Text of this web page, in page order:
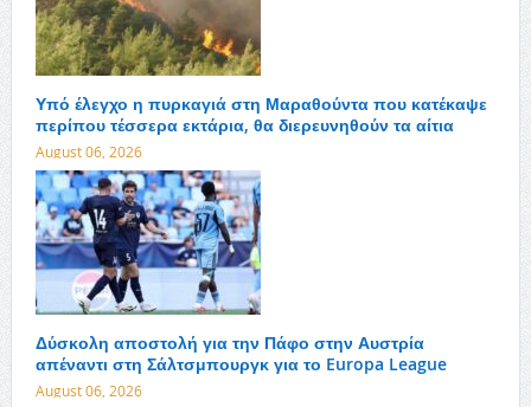
Υπό έλεγχο η πυρκαγιά στη Μαραθούντα που κατέκαψε
περίπου τέσσερα εκτάρια, θα διερευνηθούν τα αίτια
August 06, 2026
Δύσκολη αποστολή για την Πάφο στην Αυστρία
απέναντι στη Σάλτσμπουργκ για το Europa League
August 06, 2026